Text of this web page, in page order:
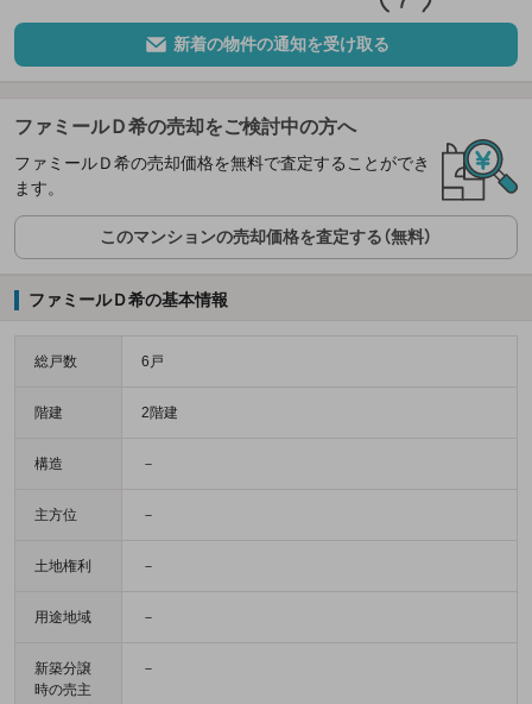
新着の物件の通知を受け取る
ファミールＤ希の売却をご検討中の方へ
ファミールＤ希の売却価格を無料で査定することができ
ます。
このマンションの売却価格を査定する（無料）
ファミールＤ希の基本情報
総戸数 6戸
階建 2階建
構造 －
主方位 －
土地権利 －
用途地域 －
新築分譲
時の売主
－